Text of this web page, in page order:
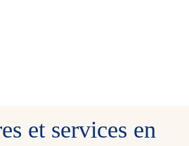
et services en